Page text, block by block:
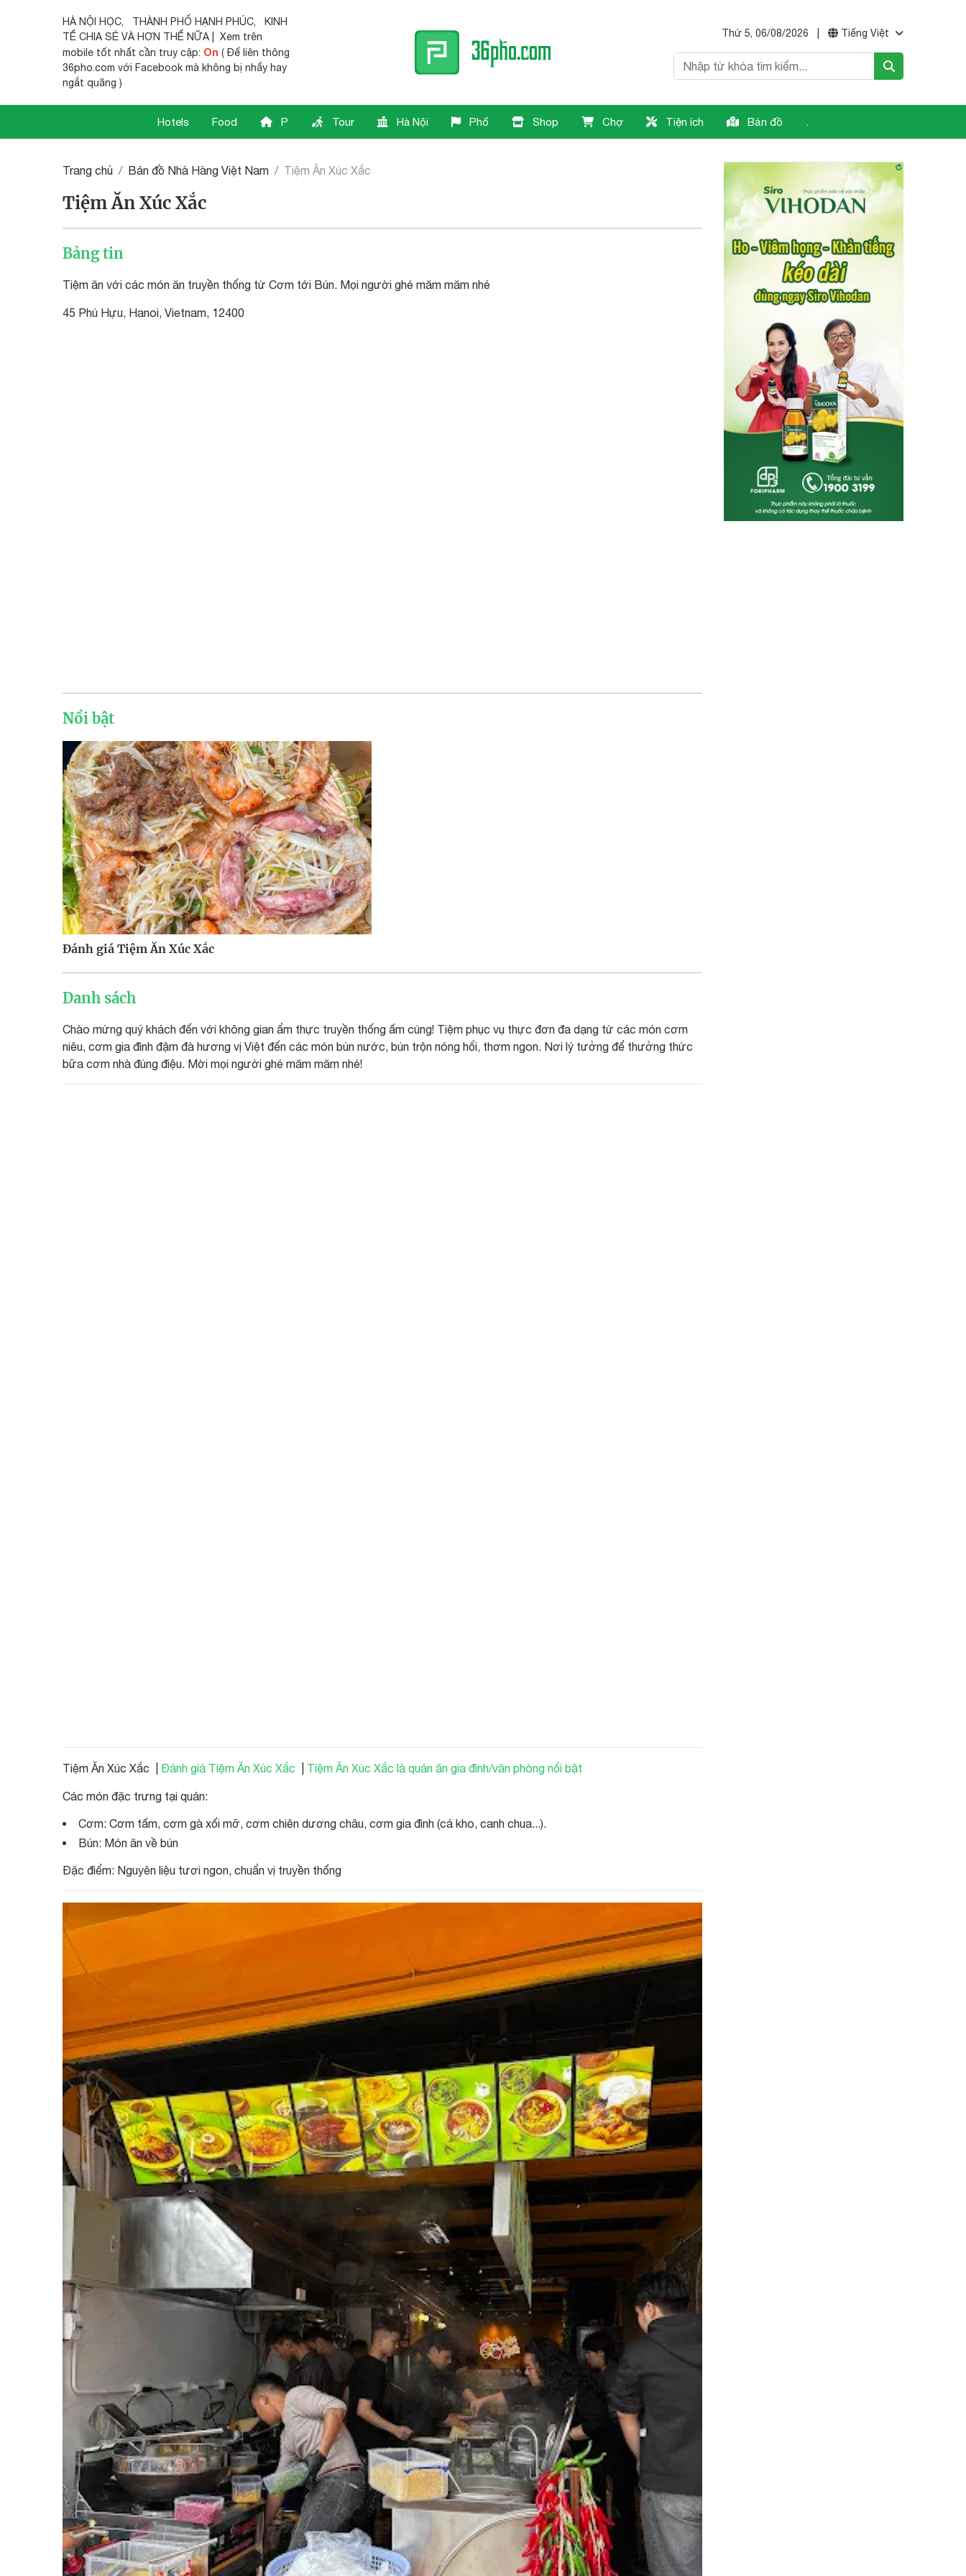
HÀ NỘI HỌC, THÀNH PHỐ HẠNH PHÚC,
KINH
TẾ CHIA SẺ VÀ HƠN THẾ NỮA | Xem trên
mobile tốt nhất cần truy cập: On ( Để liên thông
36pho.com với Facebook mà không bị nhẩy hay
ngắt quãng )
Thứ 5, 06/08/2026 Tiếng Việt
Hotels Food P Tour Hà Nội Phố Shop Chợ Tiện ích Bản đồ .
Trang chủ Bản đồ Nhà Hàng Việt Nam Tiệm Ăn Xúc Xắc
Tiệm Ăn Xúc Xắc
Bảng tin
Tiệm ăn với các món ăn truyền thống từ Cơm tới Bún. Mọi người ghé măm măm nhé
45 Phú Hựu, Hanoi, Vietnam, 12400
Nổi bật
Đánh giá Tiệm Ăn Xúc Xắc
Danh sách
Chào mừng quý khách đến với không gian ẩm thực truyền thống ấm cúng! Tiệm phục vụ thực đơn đa dạng từ các món cơm
niêu, cơm gia đình đậm đà hương vị Việt đến các món bún nước, bún trộn nóng hổi, thơm ngon. Nơi lý tưởng để thưởng thức
bữa cơm nhà đúng điệu. Mời mọi người ghé măm măm nhé!
Tiệm Ăn Xúc Xắc | Đánh giá Tiệm Ăn Xúc Xắc Tiệm Ăn Xúc Xắc là quán ăn gia đình/văn phòng nổi bật
Các món đặc trưng tại quán:
Cơm: Cơm tấm, cơm gà xối mỡ, cơm chiên dương châu, cơm gia đình (cá kho, canh chua...).
Bún: Món ăn về bún
Đặc điểm: Nguyên liệu tươi ngon, chuẩn vị truyền thống